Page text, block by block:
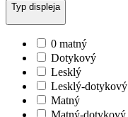
Typ displeja
0 matný
Dotykový
Lesklý
Lesklý-dotykový
Matný
Matný-dotykový